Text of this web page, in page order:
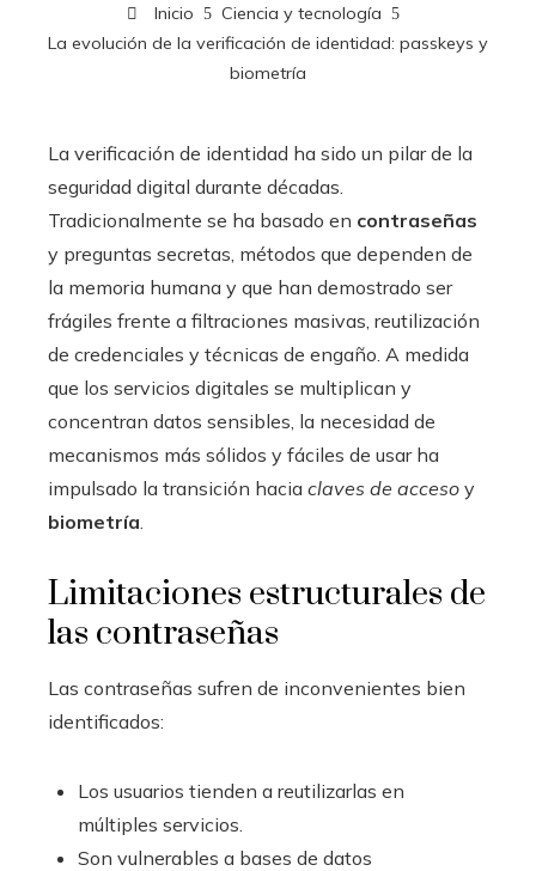
Inicio
Ciencia y tecnología
La evolución de la verificación de identidad: passkeys y
biometría
La verificación de identidad ha sido un pilar de la
seguridad digital durante décadas.
Tradicionalmente se ha basado en contraseñas
y preguntas secretas, métodos que dependen de
la memoria humana y que han demostrado ser
frágiles frente a filtraciones masivas, reutilización
de credenciales y técnicas de engaño. A medida
que los servicios digitales se multiplican y
concentran datos sensibles, la necesidad de
mecanismos más sólidos y fáciles de usar ha
impulsado la transición hacia claves de acceso y
biometría
Limitaciones estructurales de
las contraseñas
Las contraseñas sufren de inconvenientes bien
identificados:
Los usuarios tienden a reutilizarlas en
múltiples servicios.
Son vulnerables a bases de datos